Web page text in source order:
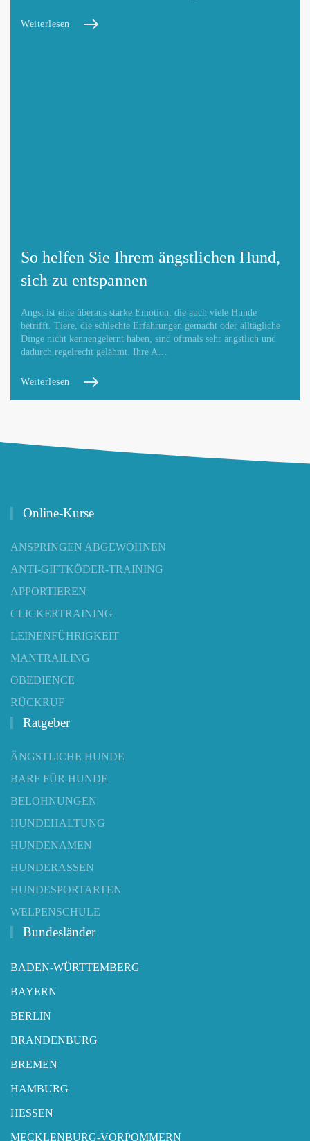
Weiterlesen
So helfen Sie Ihrem ängstlichen Hund,
sich zu entspannen
Angst ist eine überaus starke Emotion, die auch viele Hunde
betrifft. Tiere, die schlechte Erfahrungen gemacht oder alltägliche
Dinge nicht kennengelernt haben, sind oftmals sehr ängstlich und
dadurch regelrecht gelähmt. Ihre A…
Weiterlesen
Online-Kurse
ANSPRINGEN ABGEWÖHNEN
ANTI-GIFTKÖDER-TRAINING
APPORTIEREN
CLICKERTRAINING
LEINENFÜHRIGKEIT
MANTRAILING
OBEDIENCE
RÜCKRUF
Ratgeber
ÄNGSTLICHE HUNDE
BARF FÜR HUNDE
BELOHNUNGEN
HUNDEHALTUNG
HUNDENAMEN
HUNDERASSEN
HUNDESPORTARTEN
WELPENSCHULE
Bundesländer
BADEN-WÜRTTEMBERG
BAYERN
BERLIN
BRANDENBURG
BREMEN
HAMBURG
HESSEN
MECKLENBURG-VORPOMMERN